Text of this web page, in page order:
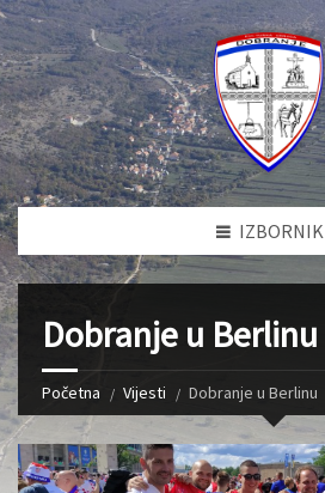
IZBORNIK
Dobranje u Berlinu
Početna Vijesti Dobranje u Berlinu